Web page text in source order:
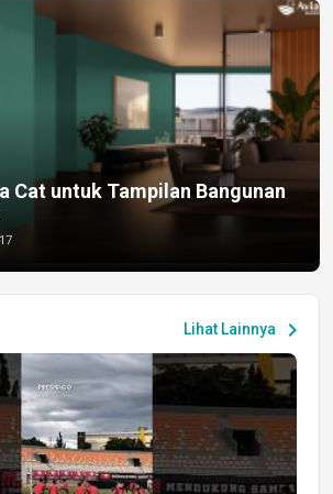
Cat untuk Tampilan Bangunan
Lihat Lainnya chevron_right